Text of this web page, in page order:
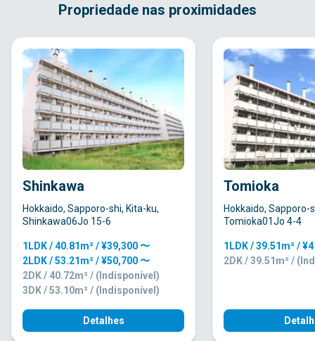
Propriedade nas proximidades
Shinkawa
Hokkaido, Sapporo-shi, Kita-ku,
Shinkawa06Jo 15-6
1LDK / 40.81m² / ¥39,300 〜
2LDK / 53.21m² / ¥50,700 〜
2DK / 40.72m² / (Indisponível)
3DK / 53.10m² / (Indisponível)
Detalhes
Tomioka
Hokkaido, Sapporo-
Tomioka01Jo 4-4
1LDK / 39.51m² /
2DK / 39.51m² /